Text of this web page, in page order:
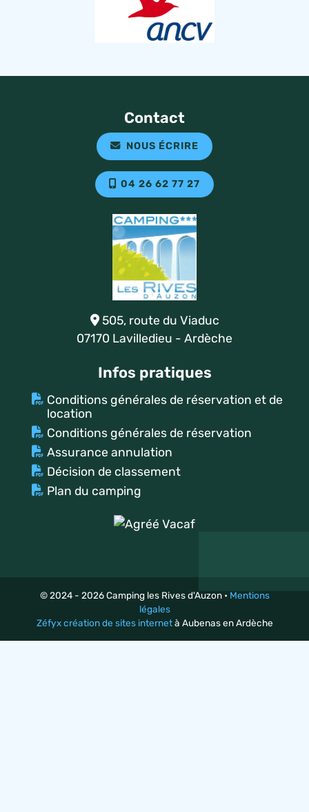
505, route du Viaduc
07170 Lavilledieu - Ardèche
Contact
NOUS ÉCRIRE
04 26 62 77 27
Infos pratiques
Conditions générales de réservation et de
location
Conditions générales de réservation
Assurance annulation
Décision de classement
Plan du camping
© 2024 - 2026 Camping les Rives d'Auzon • Mentions
légales
Zéfyx création de sites internetà Aubenas en Ardèche